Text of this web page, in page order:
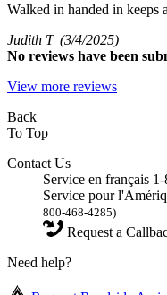
Walked in handed in keeps
Judith T (3/4/2025)
No reviews have been
View more reviews
Back
To Top
Contact Us
Service en français
Service pour
800-468-4285)
Request a
Need help?